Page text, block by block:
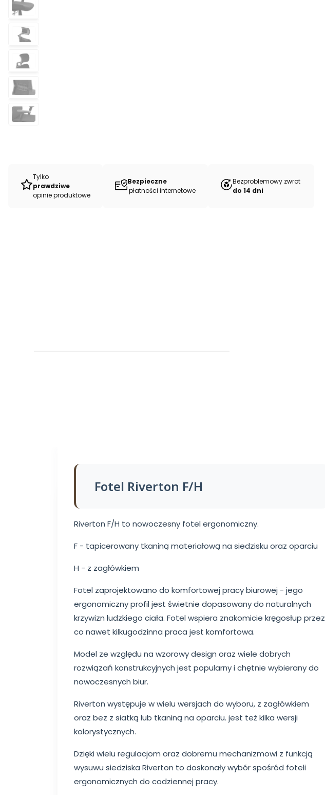
Tylko
prawdziwe
opinie produktowe
Bezpieczne
płatności internetowe
Bezproblemowy zwrot
do 14 dni
Fotel Riverton F/H
Riverton F/H to nowoczesny fotel ergonomiczny.
F - tapicerowany tkaniną materiałową na siedzisku oraz oparciu
H - z zagłówkiem
Fotel zaprojektowano do komfortowej pracy biurowej - jego
ergonomiczny profil jest świetnie dopasowany do naturalnych
krzywizn ludzkiego ciała. Fotel wspiera znakomicie kręgosłup przez
co nawet kilkugodzinna praca jest komfortowa.
Model ze względu na wzorowy design oraz wiele dobrych
rozwiązań konstrukcyjnych jest popularny i chętnie wybierany do
nowoczesnych biur.
Riverton występuje w wielu wersjach do wyboru, z zagłówkiem
oraz bez z siatką lub tkaniną na oparciu. jest też kilka wersji
kolorystycznych.
Dzięki wielu regulacjom oraz dobremu mechanizmowi z funkcją
wysuwu siedziska Riverton to doskonały wybór spośród foteli
ergonomicznych do codziennej pracy.